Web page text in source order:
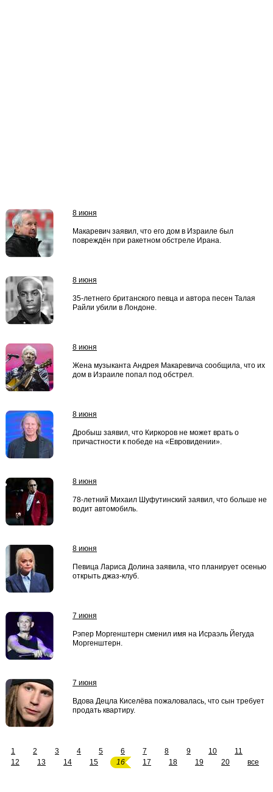
8 июня
Макаревич заявил, что его дом в Израиле был
повреждён при ракетном обстреле Ирана.
8 июня
35-летнего британского певца и автора песен Талая
Райли убили в Лондоне.
8 июня
Жена музыканта Андрея Макаревича сообщила, что их
дом в Израиле попал под обстрел.
8 июня
Дробыш заявил, что Киркоров не может врать о
причастности к победе на «Евровидении».
8 июня
78-летний Михаил Шуфутинский заявил, что больше не
водит автомобиль.
8 июня
Певица Лариса Долина заявила, что планирует осенью
открыть джаз-клуб.
7 июня
Рэпер Моргенштерн сменил имя на Исраэль Йегуда
Моргенштерн.
7 июня
Вдова Децла Киселёва пожаловалась, что сын требует
продать квартиру.
1 2 3 4 5 6 7 8 9 10
11
12
13 14 15 16 17 18 19 20 все